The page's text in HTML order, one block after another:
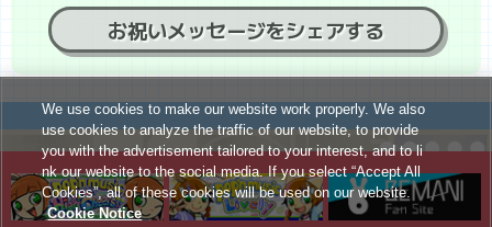
お祝いメッセージをシェアする
We use cookies to make our website work properly. We also
use cookies to analyze the traffic of our website, to provide
you with the advertisement tailored to your interest, and to li
nk our website to the social media. If you select “Accept All
Cookies”, all of these cookies will be used on our website.
Cookie Notice